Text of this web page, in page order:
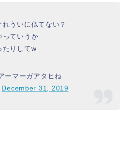
ういに似てない？
っていうか
たりしてw
ーマーガアタヒね
December 31, 2019